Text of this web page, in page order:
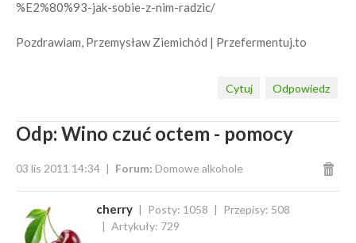
%E2%80%93-jak-sobie-z-nim-radzic/
Pozdrawiam, Przemysław Ziemichód | Przefermentuj.to
Odpowiedz
Cytuj
Odp: Wino czuć octem - pomocy
03 lis 2011 14:34 Forum: Domowe alkohole
cherry Posty: 1058
Przepisy: 508
Artykuły: 729